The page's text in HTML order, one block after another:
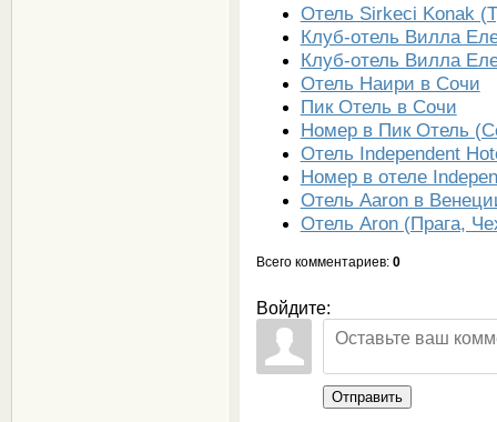
Отель Sirkeci Konak
Клуб-отель Вилла
Клуб-отель Вилла
Отель Наири в Сочи
Пик Отель в Сочи
Номер в Пик Отель
Отель Independent
Номер в отеле
Отель Aaron в
Отель Aron (Прага,
Всего комментариев: 0
Войдите:
Отправить